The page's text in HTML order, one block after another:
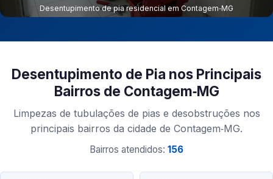
Desentupimento de pia residencial em Contagem‑MG
Desentupimento de Pia nos Principais
Bairros de Contagem‑MG
Limpezas de tubulações de pias e desobstruções nos
principais bairros da cidade de Contagem‑MG.
Bairros atendidos: 156